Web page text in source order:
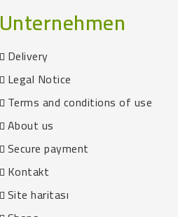
Unternehmen
Delivery
Legal Notice
Terms and conditions of use
About us
Secure payment
Kontakt
Site haritası